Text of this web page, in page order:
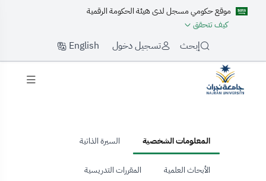
موقع حكومي مسجل لدى هيئة الحكومة الرقمية
كيف تتحقق
إبحث تسجيل دخول English
المعلومات الشخصية السيرة الذاتية
الأبحاث العلمية المقررات التدريسية